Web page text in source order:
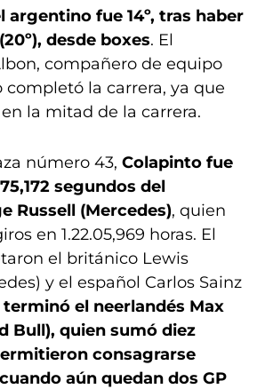
argentino fue 14º, tras haber
desde boxes. El
compañero de equipo
completó la carrera, ya que
la mitad de la carrera.
número 43, Colapinto fue
segundos del
Russell (Mercedes), quien
en 1.22.05,969 horas. El
el británico Lewis
y el español Carlos Sainz
el neerlandés Max
Bull), quien sumó diez
consagrarse
aún quedan dos GP